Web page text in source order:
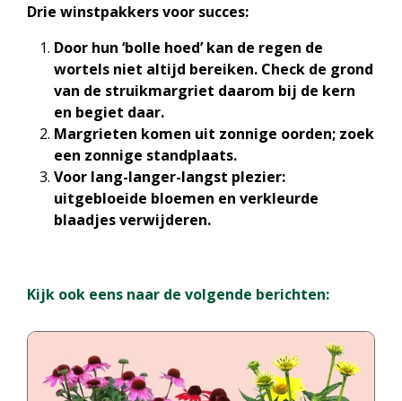
Drie winstpakkers voor succes:
Door hun ‘bolle hoed’ kan de regen de
wortels niet altijd bereiken. Check de grond
van de struikmargriet daarom bij de kern
en begiet daar.
Margrieten komen uit zonnige oorden; zoek
een zonnige standplaats.
Voor lang-langer-langst plezier:
uitgebloeide bloemen en verkleurde
blaadjes verwijderen.
Kijk ook eens naar de volgende berichten: